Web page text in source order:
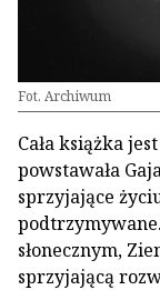
Fot. Archiwum
Cała książka
powstawała
sprzyjające
słonecznym,
sprzyjającą